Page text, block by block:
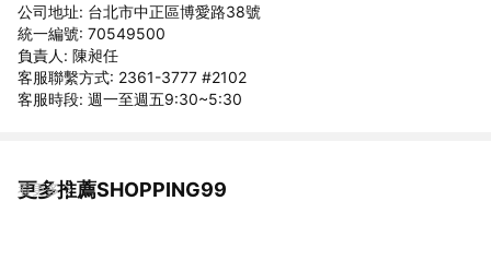
公司地址: 台北市中正區博愛路38號
統一編號: 70549500
負責人: 陳昶任
客服聯繫方式: 2361-3777 #2102
客服時段: 週一至週五9:30~5:30
更多推薦SHOPPING99
看更多